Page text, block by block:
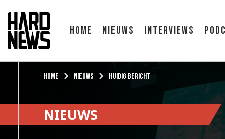
Home Nieuws Interviews
Home Nieuws Huidig bericht
NIEUWS